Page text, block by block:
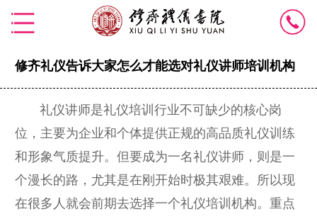
修齐礼仪告诉大家怎么才能选对礼仪讲师培训机构
礼仪讲师是礼仪培训行业不可缺少的核心岗
位，主要为企业和个体提供正规的高品质礼仪训练
和形象气质提升。但要成为一名礼仪讲师，则是一
个漫长的路，尤其是在刚开始时极其艰难。所以现
在很多人就会前期去选择一个礼仪培训机构。重点